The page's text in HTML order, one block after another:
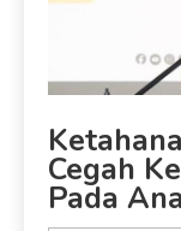
Cegah
Pada